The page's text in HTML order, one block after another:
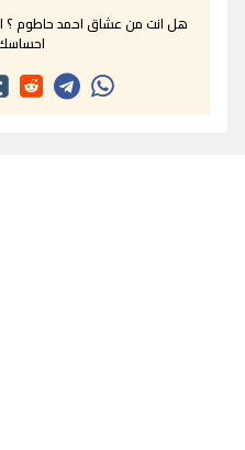
هل انت من عشاق احمد حاطوم ؟